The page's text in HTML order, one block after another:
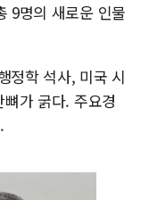
연일 뜨거운 폭염, 옛 사람
2027 국가직 · 지방직 9
9명의 새로운 인물
정학 석사, 미국 시
가 굵다. 주요경